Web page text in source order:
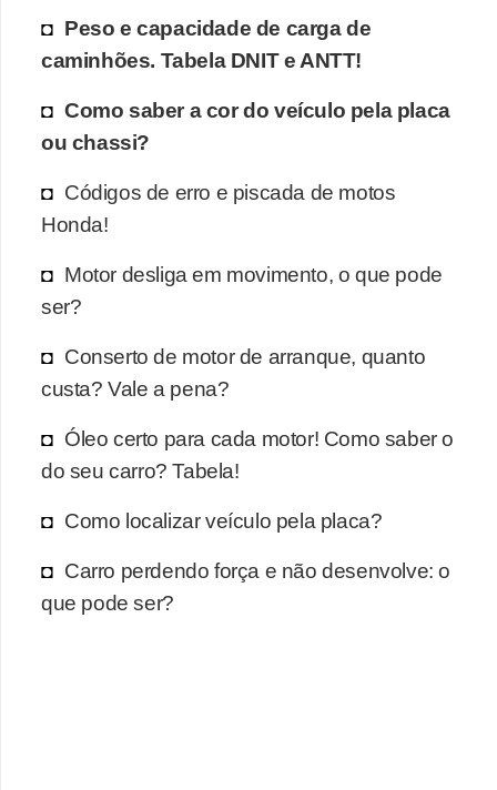
Peso e capacidade de carga de
caminhões. Tabela DNIT e ANTT!
Como saber a cor do veículo pela placa
ou chassi?
Códigos de erro e piscada de motos
Honda!
Motor desliga em movimento, o que pode
ser?
Conserto de motor de arranque, quanto
custa? Vale a pena?
Óleo certo para cada motor! Como saber o
do seu carro? Tabela!
Como localizar veículo pela placa?
Carro perdendo força e não desenvolve: o
que pode ser?
a
d
p
r
a
r
r
o
c
i